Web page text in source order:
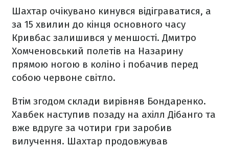
Шахтар очікувано кинувся відіграватися, а
за 15 хвилин до кінця основного часу
Кривбас залишився у меншості. Дмитро
Хомченовський полетів на Назарину
прямою ногою в коліно і побачив перед
собою червоне світло.
Втім згодом склади вирівняв Бондаренко.
Хавбек наступив позаду на ахілл Дібанго та
вже вдруге за чотири гри заробив
вилучення. Шахтар продовжував